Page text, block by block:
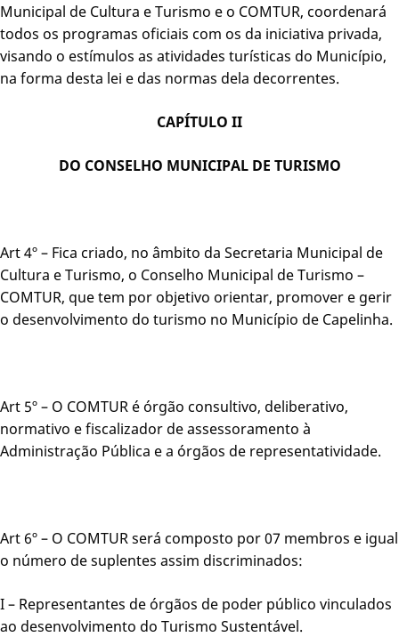
Municipal de Cultura e Turismo e o COMTUR, coordenará
todos os programas oficiais com os da iniciativa privada,
visando o estímulos as atividades turísticas do Município,
na forma desta lei e das normas dela decorrentes.
CAPÍTULO II
DO CONSELHO MUNICIPAL DE TURISMO
Art 4º – Fica criado, no âmbito da Secretaria Municipal de
Cultura e Turismo, o Conselho Municipal de Turismo –
COMTUR, que tem por objetivo orientar, promover e gerir
o desenvolvimento do turismo no Município de Capelinha.
Art 5º – O COMTUR é órgão consultivo, deliberativo,
normativo e fiscalizador de assessoramento à
Administração Pública e a órgãos de representatividade.
Art 6º – O COMTUR será composto por 07 membros e igual
o número de suplentes assim discriminados:
I – Representantes de órgãos de poder público vinculados
ao desenvolvimento do Turismo Sustentável.